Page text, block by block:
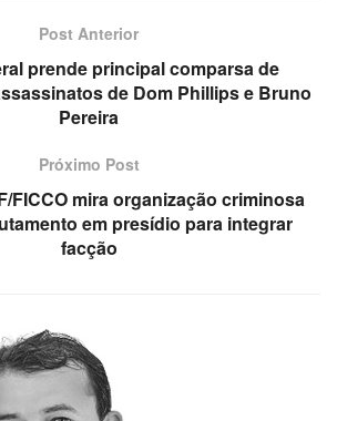
Post Anterior
prende principal comparsa de
de Dom Phillips e Bruno
Pereira
Próximo Post
FICCO mira organização criminosa
em presídio para integrar
facção